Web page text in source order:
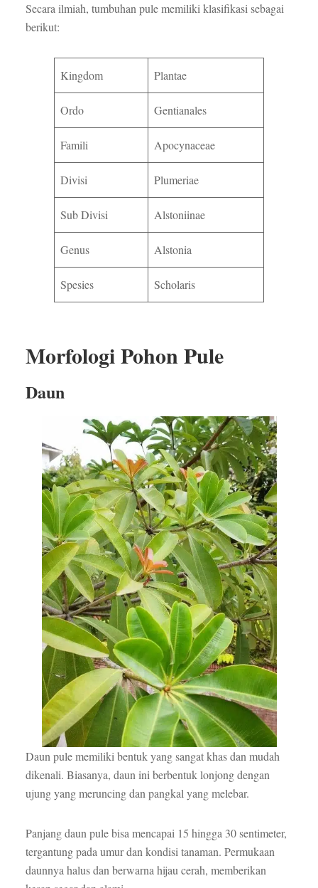
Secara ilmiah, tumbuhan pule memiliki klasifikasi sebagai
berikut:
Kingdom Plantae
Ordo Gentianales
Famili Apocynaceae
Divisi Plumeriae
Sub Divisi Alstoniinae
Genus Alstonia
Spesies Scholaris
Morfologi Pohon Pule
Daun
Daun pule memiliki bentuk yang sangat khas dan mudah
dikenali. Biasanya, daun ini berbentuk lonjong dengan
ujung yang meruncing dan pangkal yang melebar.
Panjang daun pule bisa mencapai 15 hingga 30 sentimeter,
tergantung pada umur dan kondisi tanaman. Permukaan
daunnya halus dan berwarna hijau cerah, memberikan